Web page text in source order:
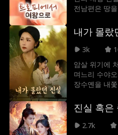
전남편은 땅
중!
내가 몰랐
3k
암살 위기에
며느리 수야
장수옌을 내
기약하며 속
적처럼 3년 전
진실 혹은
2.7k